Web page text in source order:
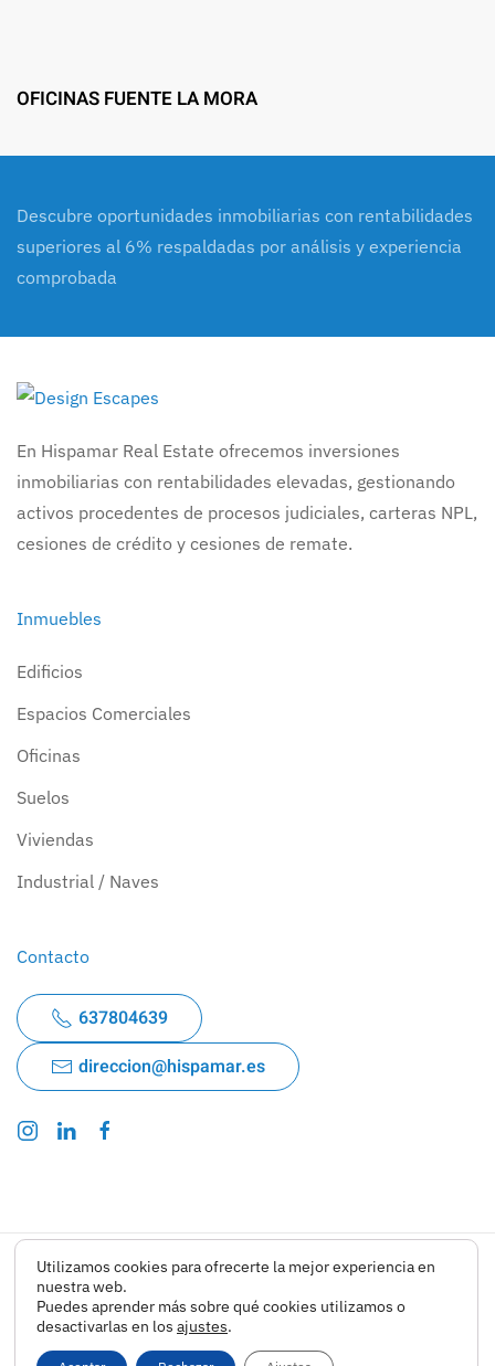
OFICINAS FUENTE LA MORA
Descubre oportunidades inmobiliarias con rentabilidades
superiores al 6% respaldadas por análisis y experiencia
comprobada
En Hispamar Real Estate ofrecemos inversiones
inmobiliarias con rentabilidades elevadas, gestionando
activos procedentes de procesos judiciales, carteras NPL,
cesiones de crédito y cesiones de remate.
Inmuebles
Edificios
Espacios Comerciales
Oficinas
Suelos
Viviendas
Industrial / Naves
Contacto
637804639
direccion@hispamar.es
Aviso Legal Política de privacidad
Utilizamos cookies para ofrecerte la mejor experiencia en
nuestra web.
Puedes aprender más sobre qué cookies utilizamos o
desactivarlas en los ajustes.